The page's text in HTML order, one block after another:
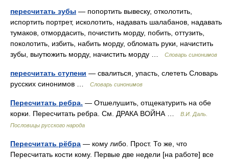
пересчитать зубы — попортить вывеску, отколотить,
испортить портрет, исколотить, надавать шалабанов, надавать
тумаков, отмордасить, почистить морду, побить, оттузить,
поколотить, избить, набить морду, обломать руки, начистить
зубы, выутюжить морду, начистить морду …
Словарь синонимов
пересчитать ступени — свалиться, упасть, слететь Словарь
русских синонимов …
Словарь синонимов
Пересчитать ребра. — Отшелушить, отщекатурить на обе
корки. Пересчитать ребра. См. ДРАКА ВОЙНА …
В.И. Даль.
Пословицы русского народа
Пересчитать рёбра — кому либо. Прост. То же, что
Пересчитать кости кому. Первые две недели [на работе] все